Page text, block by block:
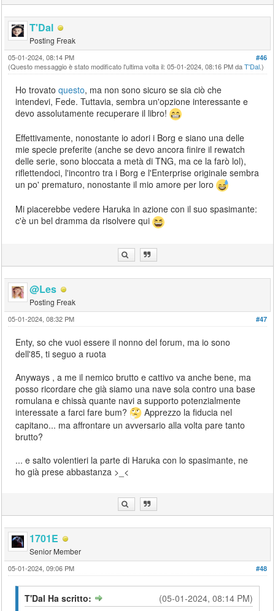
T'Dal
Posting Freak
#46
05-01-2024, 08:14 PM
(Questo messaggio è stato modificato l'ultima volta il: 05-01-2024, 08:16 PM daT'Dal.)
Ho trovatoquesto, ma non sono sicuro se sia ciò che
intendevi, Fede. Tuttavia, sembra un'opzione interessante e
devo assolutamente recuperare il libro!
Effettivamente, nonostante io adori i Borg e siano una delle
mie specie preferite (anche se devo ancora finire il rewatch
delle serie, sono bloccata a metà di TNG, ma ce la farò lol),
riflettendoci, l'incontro tra i Borg e l'Enterprise originale sembra
un po' prematuro, nonostante il mio amore per loro
Mi piacerebbe vedere Haruka in azione con il suo spasimante:
c'è un bel dramma da risolvere qui
@Les
Posting Freak
#47
05-01-2024, 08:32 PM
Enty, so che vuoi essere il nonno del forum, ma io sono
dell'85, ti seguo a ruota
Anyways , a me il nemico brutto e cattivo va anche bene, ma
posso ricordare che già siamo una nave sola contro una base
romulana e chissà quante navi a supporto potenzialmente
interessate a farci fare bum?
Apprezzo la fiducia nel
capitano... ma affrontare un avversario alla volta pare tanto
brutto?
... e salto volentieri la parte di Haruka con lo spasimante, ne
ho già prese abbastanza >_<
1701E
Senior Member
#48
05-01-2024, 09:06 PM
(05-01-2024, 08:14 PM)
T'Dal Ha scritto: